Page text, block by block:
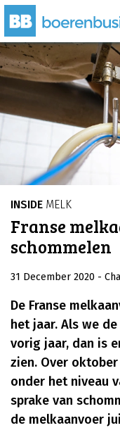
INSIDE MELK
Franse
schommelen
31 December 2020 -
De Franse
het jaar. Als we
vorig jaar, dan is
zien. Over
onder het niveau
sprake van
de melkaanvoer